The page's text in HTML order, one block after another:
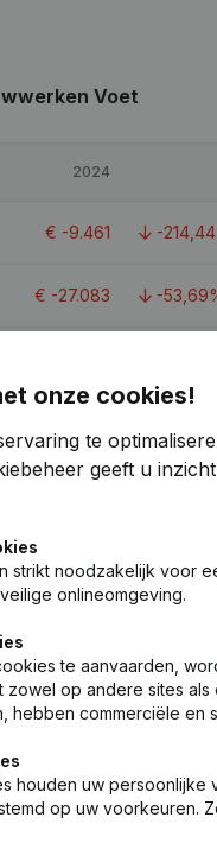
Voet
2024
€ -9.461 -
€ -27.083 -
Voet
Juridische Vorm -
Zetel
Zetel
onze cookies!
te
geeft u
strikt noodzakelijk voor
onlineomgeving.
te aanvaarden,
zowel op andere sites
hebben commerciële en
houden uw persoonlijke
op uw voorkeuren.